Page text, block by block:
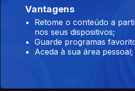
Afonso Dubraz Só Sabe Compor em
Diana Castro
25 jun. 2024
Vantagens
Retome o conteúdo a
nos seus dispositivos;
Guarde programas
Aceda à sua área pessoal;